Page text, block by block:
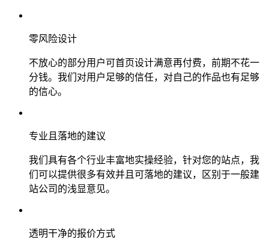
零风险设计
不放心的部分用户可首页设计满意再付费，前期不花一
分钱。我们对用户足够的信任，对自己的作品也有足够
的信心。
专业且落地的建议
我们具有各个行业丰富地实操经验，针对您的站点，我
们可以提供很多有效并且可落地的建议，区别于一般建
站公司的浅显意见。
透明干净的报价方式